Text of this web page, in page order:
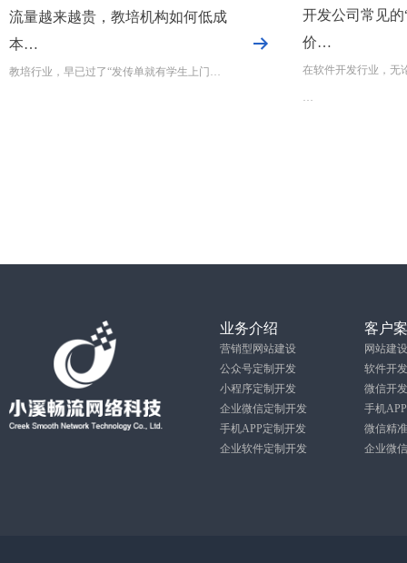
流量越来越贵，教培机构如何低成
本…
教培行业，早已过了“发传单就有学生上门…
开发公司常见
价…
在软件开发行业，无
业务介绍
营销型网站建设
公众号定制开发
小程序定制开发
企业微信定制开发
手机APP定制开发
企业软件定制开发
客户
网站建设
软件开发
微信开发
手机
微信精
企业微